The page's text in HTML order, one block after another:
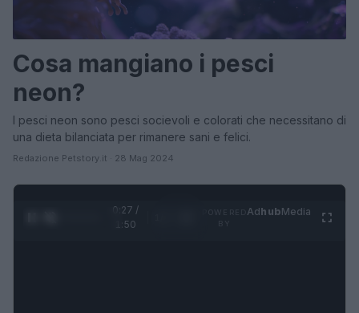
Cosa mangiano i pesci
neon?
I pesci neon sono pesci socievoli e colorati che necessitano di
una dieta bilanciata per rimanere sani e felici.
Redazione Petstory.it · 28 Mag 2024
0:28 /
1:50
AdhubMedia